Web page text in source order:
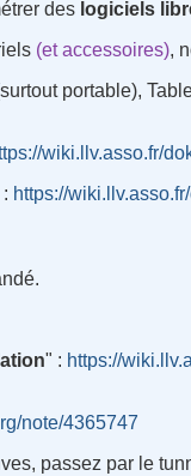
des logiciels
(et accessoires),
portable),
wiki.llv.asso.fr/
https://
" : https://
note/4365747
passez par le